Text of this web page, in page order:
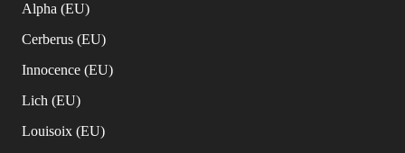
Alpha (EU)
Cerberus (EU)
Innocence (EU)
Lich (EU)
Louisoix (EU)